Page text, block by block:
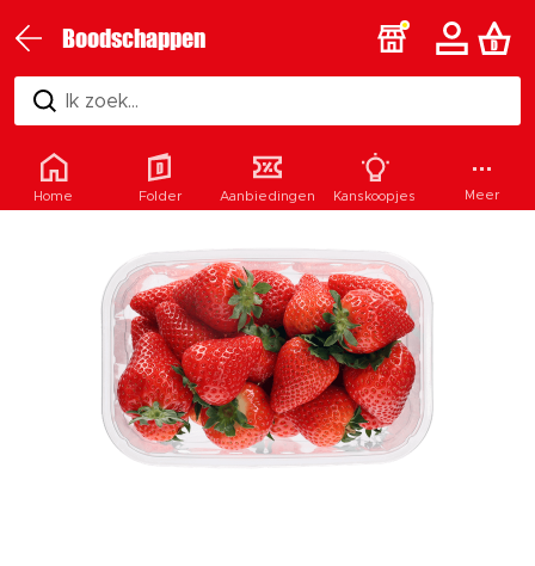
Boodschappen
Ik zoek...
Home Folder Aanbiedingen Kanskoopjes Meer